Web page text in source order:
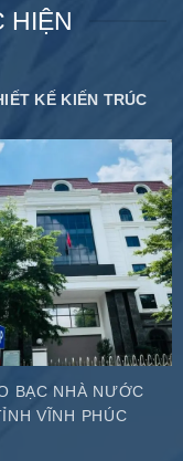
HIỆN
KẾ KIẾN TRÚC
BẠC NHÀ NƯỚC
VĨNH PHÚC